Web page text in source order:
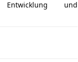
Entwicklung und